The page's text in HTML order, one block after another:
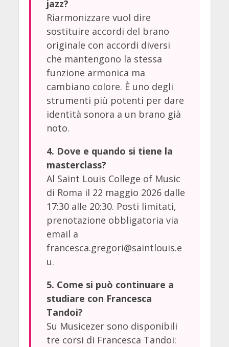
jazz?
Riarmonizzare vuol dire
sostituire accordi del brano
originale con accordi diversi
che mantengono la stessa
funzione armonica ma
cambiano colore. È uno degli
strumenti più potenti per dare
identità sonora a un brano già
noto.
4. Dove e quando si tiene la
masterclass?
Al Saint Louis College of Music
di Roma il 22 maggio 2026 dalle
17:30 alle 20:30. Posti limitati,
prenotazione obbligatoria via
email a
francesca.gregori@saintlouis.e
u.
5. Come si può continuare a
studiare con Francesca
Tandoi?
Su Musicezer sono disponibili
tre corsi di Francesca Tandoi: